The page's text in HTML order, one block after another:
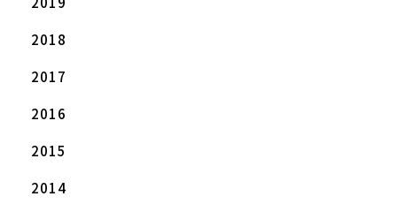
2018
2017
2016
2015
2014